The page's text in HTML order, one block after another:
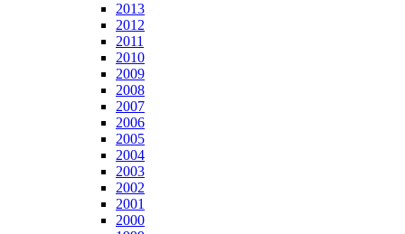
2013
2012
2011
2010
2009
2008
2007
2006
2005
2004
2003
2002
2001
2000